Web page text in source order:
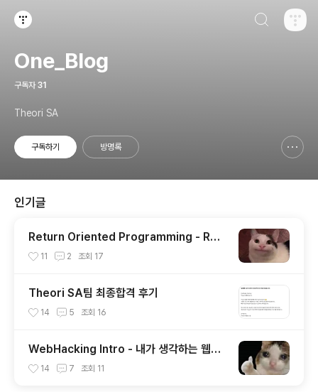
One_Blog
구독자 31
Theori SA
구독하기 방명록
인기글
Return Oriented Programming - ROP
완벽이해
11 2 조회 17
Theori SA팀 최종합격 후기
14 5 조회 16
WebHacking Intro - 내가 생각하는 웹해
킹의 공부 방향
14 7 조회 11